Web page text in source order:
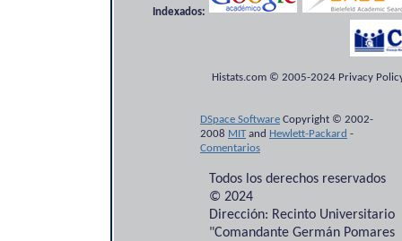
Indexados:
Histats.com © 2005-2024 Privacy
DSpace Software Copyright © 2002-
2008 MITand Hewlett-Packard -
Comentarios
Todos los derechos reservados
© 2024
Dirección: Recinto Universitario
"Comandante Germán Pomares